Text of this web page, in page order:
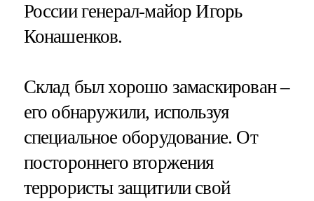
России генерал-майор Игорь
Конашенков.
Склад был хорошо замаскирован –
его обнаружили, используя
специальное оборудование. От
постороннего вторжения
террористы защитили свой